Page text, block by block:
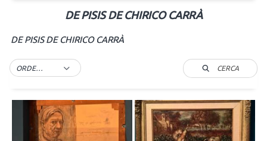
DE PISIS DE CHIRICO CARRÀ
DE PISIS DE CHIRICO CARRÀ
ORDER BY DEFAULT CERCA